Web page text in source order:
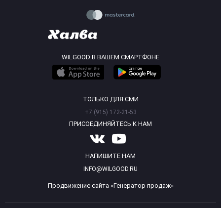
WILGOOD В ВАШЕМ СМАРТФОНЕ
ТОЛЬКО ДЛЯ СМИ
+7 (915) 172-21-53
ПРИСОЕДИНЯЙТЕСЬ К НАМ
НАПИШИТЕ НАМ
INFO@WILGOOD.RU
Продвижение сайта «Генератор продаж»